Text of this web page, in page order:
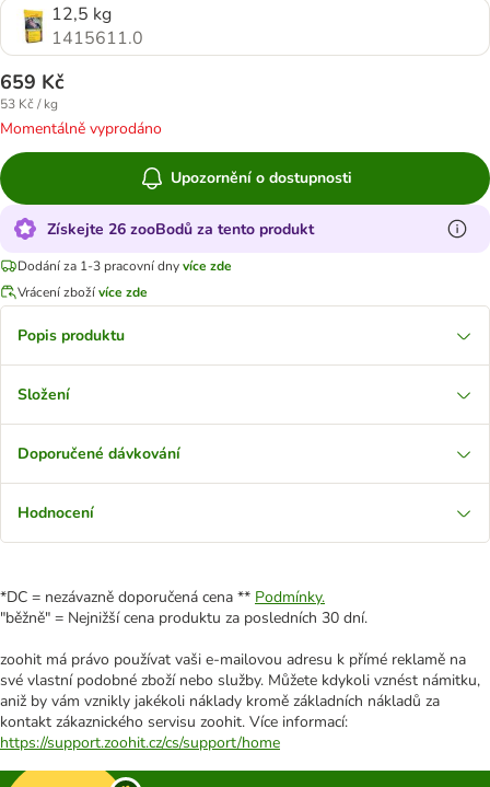
12,5 kg
1415611.0
659 Kč
53 Kč / kg
Momentálně vyprodáno
Upozornění o dostupnosti
Získejte 26 zooBodů za tento produkt
Dodání za 1-3 pracovní dnyvíce zde
Vrácení zbožívíce zde
Popis produktu
Složení
Doporučené dávkování
Hodnocení
*DC = nezávazně doporučená cena ** Podmínky.
"běžně" = Nejnižší cena produktu za posledních 30 dní.
zoohit má právo používat vaši e-mailovou adresu k přímé reklamě na
své vlastní podobné zboží nebo služby. Můžete kdykoli vznést námitku,
aniž by vám vznikly jakékoli náklady kromě základních nákladů za
kontakt zákaznického servisu zoohit. Více informací:
https://support.zoohit.cz/cs/support/home